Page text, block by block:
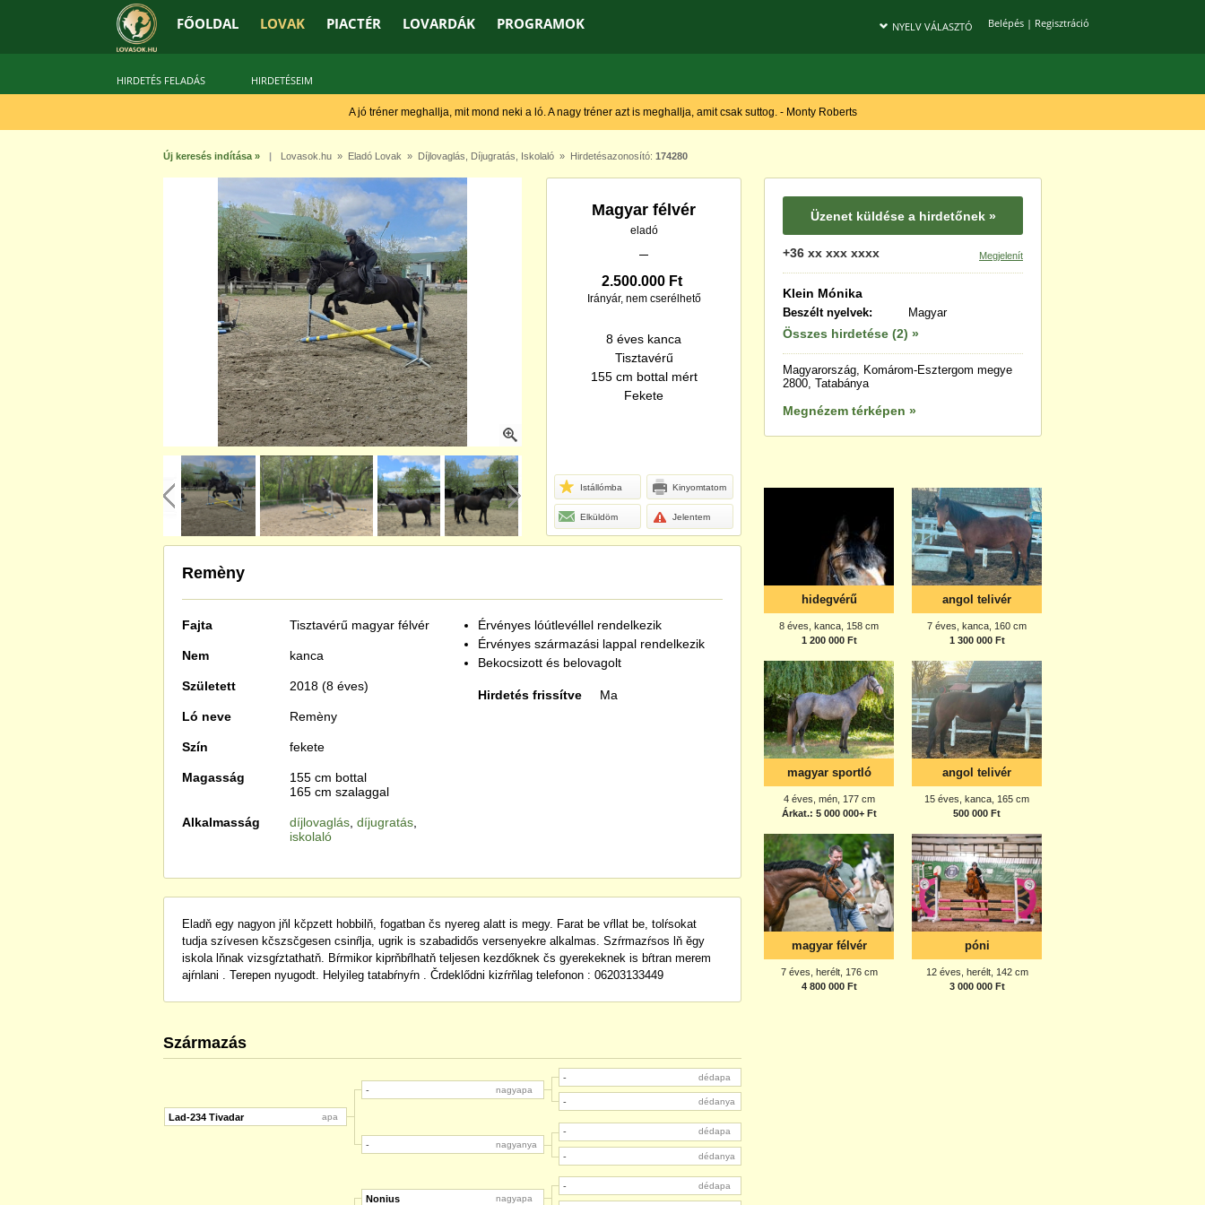
FŐOLDAL LOVAK PIACTÉR LOVARDÁK PROGRAMOK Belépés| Regisztráció
NYELV VÁLASZTÓ
HIRDETÉS FELADÁS HIRDETÉSEIM
A jó tréner meghallja, mit mond neki a ló. A nagy tréner azt is meghallja, amit csak suttog. - Monty Roberts
Új keresés indítása » | Lovasok.hu » Eladó Lovak » Díjlovaglás Díjugratás Iskolaló » Hirdetésazonosító: 174280
Magyar félvér
eladó
2.500.000 Ft
Irányár, nem cserélhető
8 éves kanca
Tisztavérű
155 cm bottal mért
Fekete
Istállómba Kinyomtatom
Elküldöm Jelentem
Remèny
Fajta Tisztavérű magyar félvér
Nem kanca
Született 2018 (8 éves)
Ló neve Remèny
Szín fekete
Magasság
155 cm bottal
165 cm szalaggal
Alkalmasság díjlovaglás díjugratás
iskolaló
Érvényes lóútlevéllel rendelkezik
Érvényes származási lappal rendelkezik
Bekocsizott és belovagolt
Hirdetés frissítve Ma
Eladň egy nagyon jňl kčpzett hobbilň, fogatban čs nyereg alatt is megy. Farat be vŕllat be, tolŕsokat
tudja szívesen kčszsčgesen csinŕlja, ugrik is szabadidős versenyekre alkalmas. Szŕrmazŕsos lň ěgy
iskola lňnak vizsgŕztathatň. Bŕrmikor kiprňbŕlhatň teljesen kezdőknek čs gyerekeknek is bŕtran merem
ajŕnlani . Terepen nyugodt. Helyileg tatabŕnyŕn . Črdeklődni kizŕrňlag telefonon : 06203133449
Származás
Lad-234 Tivadar apa
- nagyapa
- nagyanya
Nonius nagyapa
- dédapa
- dédanya
- dédapa
- dédanya
- dédapa
Üzenet küldése a hirdetőnek »
+36 xx xxx xxxx Megjelenít
Klein Mónika
Beszélt nyelvek: Magyar
Összes hirdetése (2) »
Magyarország, Komárom-Esztergom megye
2800, Tatabánya
Megnézem térképen »